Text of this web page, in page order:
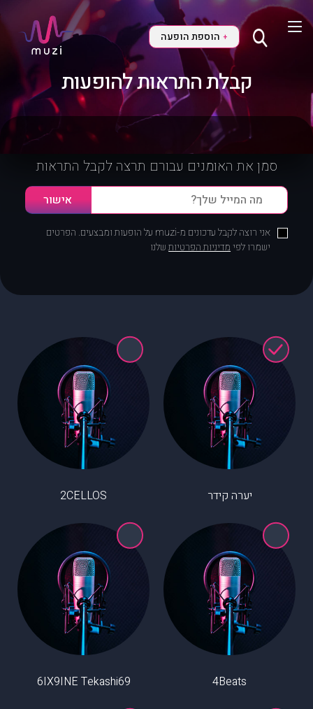
+ הוספת הופעה
קבלת התראות להופעות
סמן את האומנים עבורם תרצה לקבל התראות
אני רוצה לקבל עדכונים מ-muzi על הופעות ומבצעים. הפרטים
ישמרו לפימדיניות הפרטיותשלנו
יערה קידר 2CELLOS
4Beats
6IX9INE Tekashi69